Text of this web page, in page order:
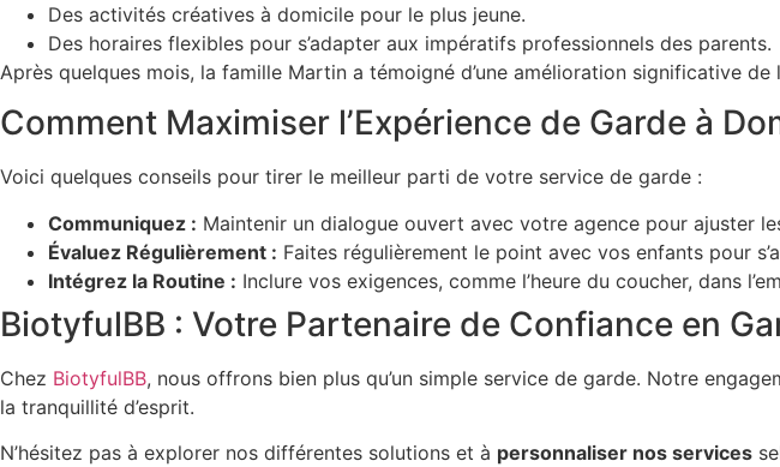
Des activités créatives à domicile pour le plus jeune.
Des horaires flexibles pour s’adapter aux impératifs professionnels des parents.
Après quelques mois, la famille Martin a témoigné d’une amélioration significative de
Comment Maximiser l’Expérience de Garde à
Voici quelques conseils pour tirer le meilleur parti de votre service de garde :
Communiquez : Maintenir un dialogue ouvert avec votre agence pour ajuster
Évaluez Régulièrement : Faites régulièrement le point avec vos enfants pour
Intégrez la Routine : Inclure vos exigences, comme l’heure du coucher, dans
BiotyfulBB : Votre Partenaire de Confiance en
Chez BiotyfulBB, nous offrons bien plus qu’un simple service de garde. Notre
la tranquillité d’esprit.
N’hésitez pas à explorer nos différentes solutions et à personnaliser nos services